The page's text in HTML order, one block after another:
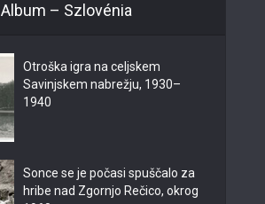
Album – Szlovénia
Otroška igra na celjskem
Savinjskem nabrežju, 1930–
1940
Sonce se je počasi spuščalo za
hribe nad Zgornjo Rečico, okrog